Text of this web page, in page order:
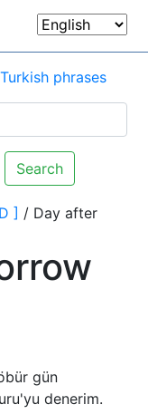
Turkish phrases
Search
] / Day after
gün
denerim.